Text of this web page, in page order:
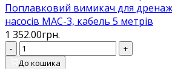
Поплавковий вимикач для
насосів MAC-3, кабель 5 метрів
1 352.00грн.
-
+
До кошика